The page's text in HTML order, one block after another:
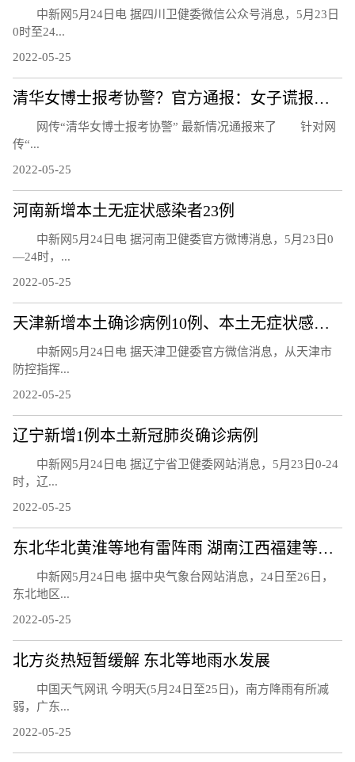
中新网5月24日电 据四川卫健委微信公众号消息，5月23日
0时至24...
2022-05-25
清华女博士报考协警？官方通报：女子谎报学历
网传“清华女博士报考协警” 最新情况通报来了 针对网
传“...
2022-05-25
河南新增本土无症状感染者23例
中新网5月24日电 据河南卫健委官方微博消息，5月23日0
—24时，...
2022-05-25
天津新增本土确诊病例10例、本土无症状感染者8例
中新网5月24日电 据天津卫健委官方微信消息，从天津市
防控指挥...
2022-05-25
辽宁新增1例本土新冠肺炎确诊病例
中新网5月24日电 据辽宁省卫健委网站消息，5月23日0-24
时，辽...
2022-05-25
东北华北黄淮等地有雷阵雨 湖南江西福建等地降水减弱
中新网5月24日电 据中央气象台网站消息，24日至26日，
东北地区...
2022-05-25
北方炎热短暂缓解 东北等地雨水发展
中国天气网讯 今明天(5月24日至25日)，南方降雨有所减
弱，广东...
2022-05-25